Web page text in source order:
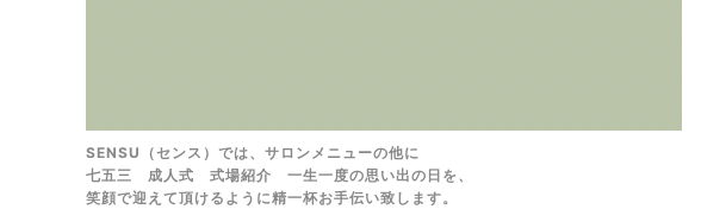
SENSU（センス）では、サロンメニューの他に
七五三 成人式 式場紹介 一生一度の思い出の日を、
笑顔で迎えて頂けるように精一杯お手伝い致します。